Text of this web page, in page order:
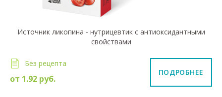
Источник ликопина - нутрицевтик с антиоксидантными
свойствами
Без рецепта
от 1.92 руб.
ПОДРОБНЕЕ